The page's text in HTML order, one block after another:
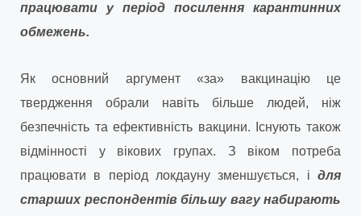
працювати у період посилення карантинних
обмежень.
Як основний аргумент «за» вакцинацію це
твердження обрали навіть більше людей, ніж
безпечність та ефективність вакцини. Існують також
відмінності у вікових групах. З віком потреба
працювати в період локдауну зменшується, і для
старших респондентів більшу вагу набирають